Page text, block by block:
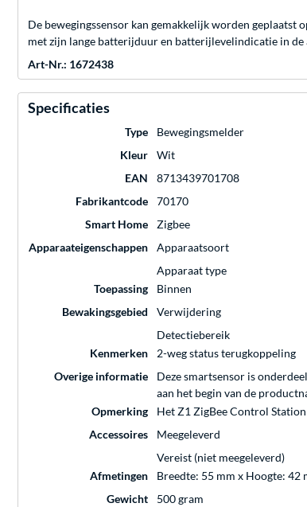
De bewegingssensor kan gemakkelijk worden
met zijn lange batterijduur en batterijlevelindicatie in de
Art-Nr.: 1672438
Specificaties
Type
Bewegingsmelder
Kleur
Wit
EAN
8713439701708
Fabrikantcode
70170
Smart Home
Zigbee
Apparaateigenschappen
Apparaatsoort
Apparaat type
Toepassing
Binnen
Bewakingsgebied
Verwijdering
Detectiebereik
Kenmerken
2-weg status terugkoppeling
Overige informatie
Deze smartsensor is
aan het begin van de
Opmerking
Het Z1 ZigBee Control
Accessoires
Meegeleverd
Vereist (niet meegeleverd)
Afmetingen
Breedte: 55 mm x Hoogte: 42
Gewicht
500 gram